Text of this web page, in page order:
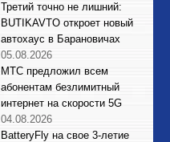
Третий точно не лишний:
BUTIKAVTO откроет новый
автохаус в Барановичах
05.08.2026
МТС предложил всем
абонентам безлимитный
интернет на скорости 5G
04.08.2026
BatteryFly на свое 3-летие